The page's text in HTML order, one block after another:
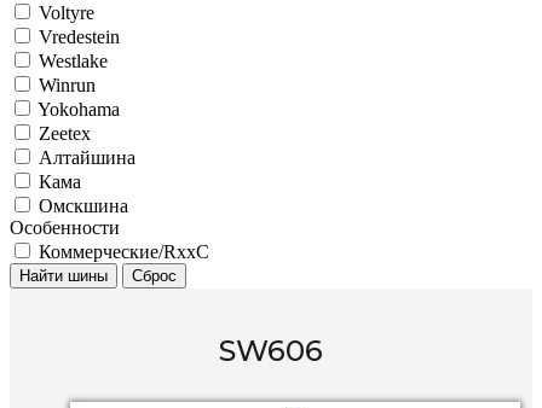
Voltyre
Vredestein
Westlake
Winrun
Yokohama
Zeetex
Алтайшина
Кама
Омскшина
Особенности
Коммерческие/RxxC
Найти шины Сброс
SW606